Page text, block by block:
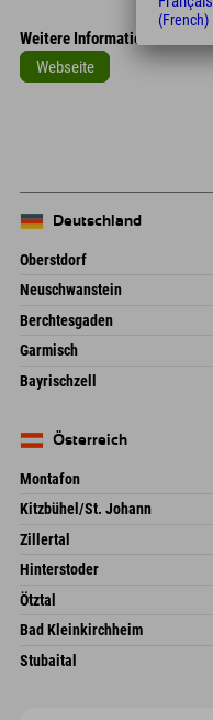
Weitere Informationen
Webseite
Deutschland
Oberstdorf
An der Breitach 3
Deutschland
Neuschwanstein
An der Riese 45
87484 Nesselwang im Allgäu
Deutschland
Berchtesgaden
Hofreitstr. 7
Deutschland
Garmisch
Frickenstraße 22
82490 Farchant
Bayrischzell
Deutschland
Österreich
Montafon
Dorfstr. 127b
6793 Gaschurn/Montafon
Österreich
Kitzbühel/St. Johann
Speckbacherstraße 87
Österreich
Zillertal
Schmiedau 2
Österreich
Hinterstoder
Freizeitpark 10
Österreich
Ötztal
Gscheat 14
Österreich
Bad Kleinkirchheim
Dorfstraße 24
Stubaital
(French)